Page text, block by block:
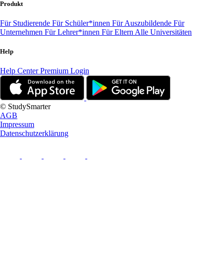
Produkt
Für Studierende Für Schüler*innen Für Auszubildende Für
Unternehmen Für Lehrer*innen Für Eltern Alle Universitäten
Help
Help CenterPremium Login
© StudySmarter
AGB
Impressum
Datenschutzerklärung